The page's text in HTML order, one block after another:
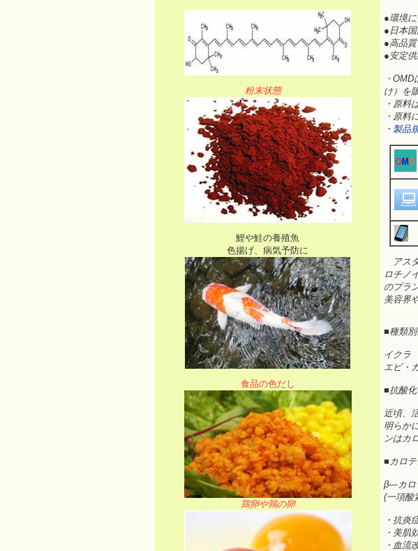
粉末状態
鯉や鮭の養殖魚
色揚げ、病気予防に
食品の色だし
鶏卵や鶉の卵
●環
●日本
●高品
●安定
・
け）を
・原料
・原料
・ 製品
アス
ロチノ
のプラ
美容界
■種類別
イクラ
エビ・
■抗酸
近頃、
明らか
ンはカ
■カロ
β―カロ
(一項酸
・抗炎
・美肌
・血流